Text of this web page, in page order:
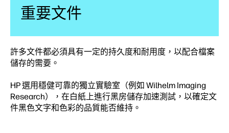
重要文件
許多文件都必須具有一定的持久度和耐用度，以配合檔案
儲存的需要。
HP 選用穩健可靠的獨立實驗室（例如 Wilhelm Imaging
Research），在白紙上進行黑房儲存加速測試，以確定文
件黑色文字和色彩的品質能否維持。